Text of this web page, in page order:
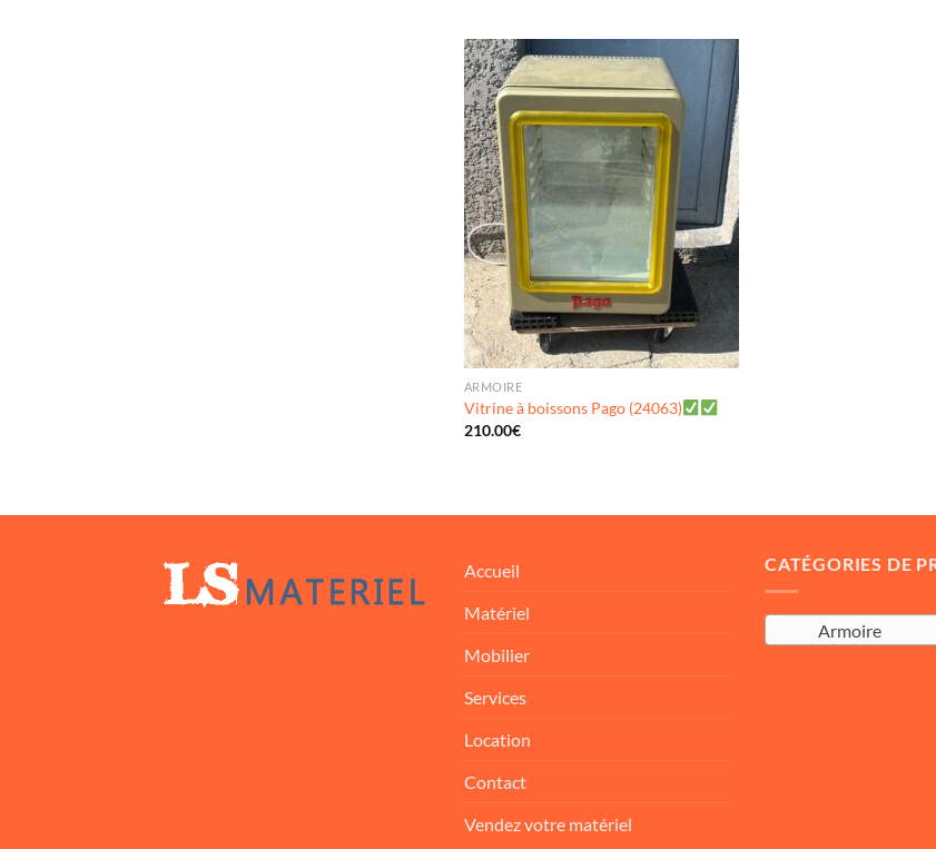
Ajouter
à ma
wishlist
ARMOIRE
Vitrine à boissons Pago (24063)
210.00€
Accueil
Matériel
Mobilier
Services
Location
Contact
Vendez votre matériel
CATÉGORIES DE
Armoire